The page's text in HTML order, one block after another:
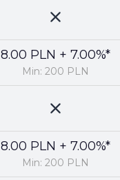
8.00 PLN + 7.00%*
Min: 200 PLN
8.00 PLN + 7.00%*
Min: 200 PLN